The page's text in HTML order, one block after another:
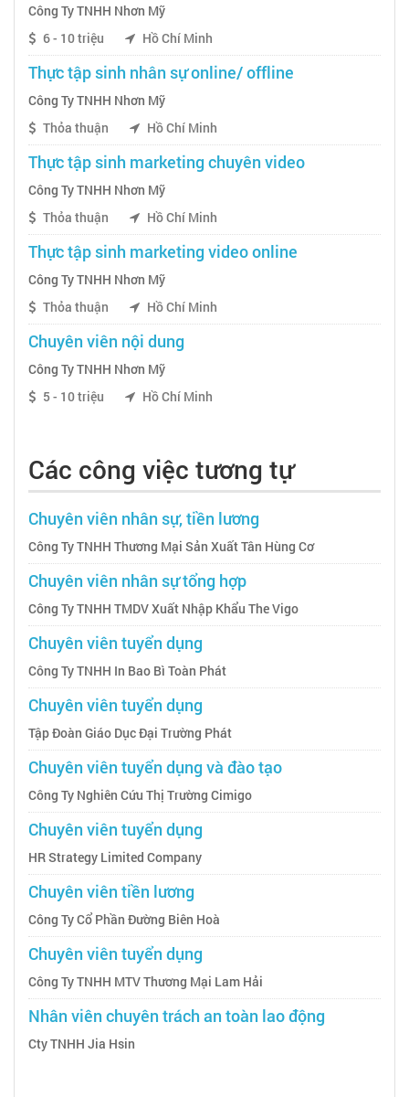
Công Ty TNHH Nhơn Mỹ
6 - 10 triệu
Hồ Chí Minh
Thực tập sinh nhân sự online/ offline
Công Ty TNHH Nhơn Mỹ
Thỏa thuận
Hồ Chí Minh
Thực tập sinh marketing chuyên video
Công Ty TNHH Nhơn Mỹ
Thỏa thuận
Hồ Chí Minh
Thực tập sinh marketing video online
Công Ty TNHH Nhơn Mỹ
Thỏa thuận
Hồ Chí Minh
Chuyên viên nội dung
Công Ty TNHH Nhơn Mỹ
5 - 10 triệu
Hồ Chí Minh
Các công việc tương tự
Chuyên viên nhân sự, tiền lương
Công Ty TNHH Thương Mại Sản Xuất Tân Hùng Cơ
Chuyên viên nhân sự tổng hợp
Công Ty TNHH TMDV Xuất Nhập Khẩu The Vigo
Chuyên viên tuyển dụng
Công Ty TNHH In Bao Bì Toàn Phát
Chuyên viên tuyển dụng
Tập Đoàn Giáo Dục Đại Trường Phát
Chuyên viên tuyển dụng và đào tạo
Công Ty Nghiên Cứu Thị Trường Cimigo
Chuyên viên tuyển dụng
HR Strategy Limited Company
Chuyên viên tiền lương
Công Ty Cổ Phần Đường Biên Hoà
Chuyên viên tuyển dụng
Công Ty TNHH MTV Thương Mại Lam Hải
Nhân viên chuyên trách an toàn lao động
Cty TNHH Jia Hsin